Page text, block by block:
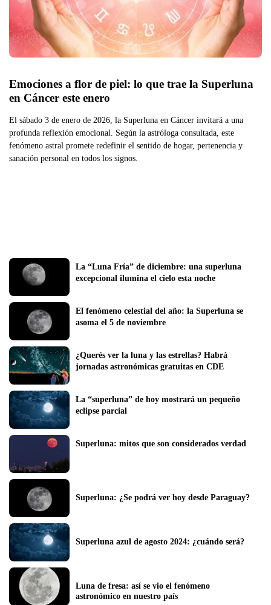
Emociones a flor de piel: lo que trae la Superluna
en Cáncer este enero
El sábado 3 de enero de 2026, la Superluna en Cáncer invitará a una
profunda reflexión emocional. Según la astróloga consultada, este
fenómeno astral promete redefinir el sentido de hogar, pertenencia y
sanación personal en todos los signos.
La “Luna Fría” de diciembre: una superluna
excepcional ilumina el cielo esta noche
El fenómeno celestial del año: la Superluna se
asoma el 5 de noviembre
¿Querés ver la luna y las estrellas? Habrá
jornadas astronómicas gratuitas en CDE
La “superluna” de hoy mostrará un pequeño
Superluna: mitos que son considerados verdad
Superluna: ¿Se podrá ver hoy desde Paraguay?
Superluna azul de agosto 2024: ¿cuándo será?
Luna de fresa: así se vio el fenómeno